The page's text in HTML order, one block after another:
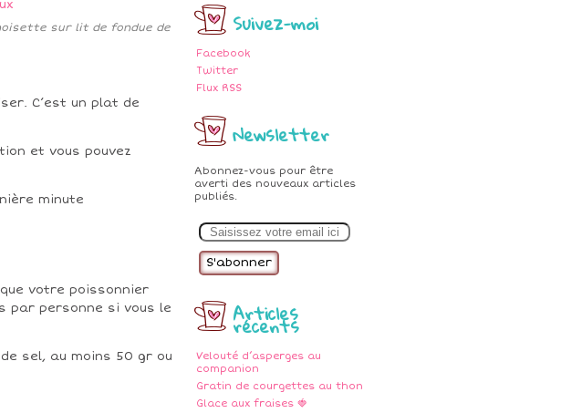
Suivez-moi
Facebook
Twitter
Flux RSS
Newsletter
Abonnez-vous pour être
averti des nouveaux articles
publiés.
m
Articles
récents
Velouté d’asperges au
companion
Gratin de courgettes au thon
Glace aux fraises 🍓
sur lit de fondue de
C’est un plat de
et vous pouvez
minute
votre poissonnier
par personne si vous le
sel, au moins 50 gr ou